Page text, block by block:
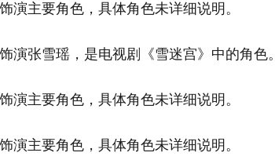
演主要角色，具体角色未详细说明。
演张雪瑶，是电视剧《雪迷宫》中的角色。
演主要角色，具体角色未详细说明。
演主要角色，具体角色未详细说明。